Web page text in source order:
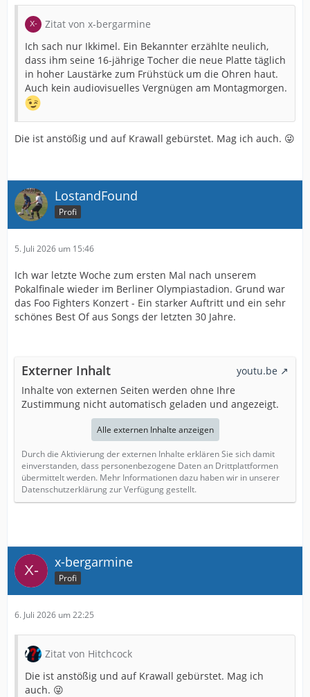
Zitat von x-bergarmine
Ich sach nur Ikkimel. Ein Bekannter erzählte neulich,
dass ihm seine 16-jährige Tocher die neue Platte täglich
in hoher Laustärke zum Frühstück um die Ohren haut.
Auch kein audiovisuelles Vergnügen am Montagmorgen.
Die ist anstößig und auf Krawall gebürstet. Mag ich auch. 😜
LostandFound
Profi
5. Juli 2026 um 15:46
Ich war letzte Woche zum ersten Mal nach unserem
Pokalfinale wieder im Berliner Olympiastadion. Grund war
das Foo Fighters Konzert - Ein starker Auftritt und ein sehr
schönes Best Of aus Songs der letzten 30 Jahre.
Externer Inhalt
youtu.be
Inhalte von externen Seiten werden ohne Ihre
Zustimmung nicht automatisch geladen und angezeigt.
Alle externen Inhalte anzeigen
Durch die Aktivierung der externen Inhalte erklären Sie sich damit
einverstanden, dass personenbezogene Daten an Drittplattformen
übermittelt werden. Mehr Informationen dazu haben wir in unserer
Datenschutzerklärung zur Verfügung gestellt.
x-bergarmine
Profi
6. Juli 2026 um 22:25
Zitat von Hitchcock
Die ist anstößig und auf Krawall gebürstet. Mag ich
auch. 😜